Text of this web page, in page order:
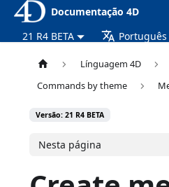
Documentação 4D
21 R4 BETA
Português
Línguagem 4D
Commands by theme
Versão: 21 R4 BETA
Nesta página